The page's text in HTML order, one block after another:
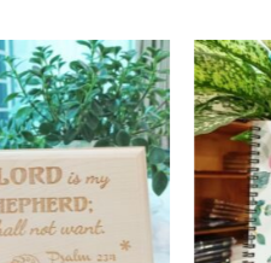
Thêm wishlist